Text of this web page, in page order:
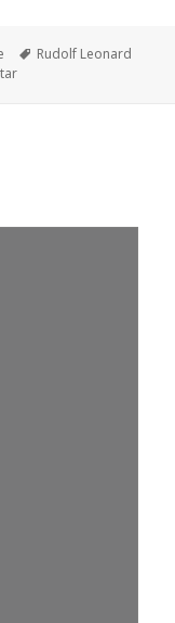
Tags
Rudolf Leonard
zu Rudolf Leonard